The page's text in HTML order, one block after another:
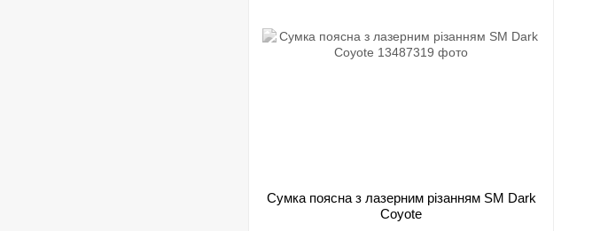
Сумка поясна з лазерним різанням SM Dark
Coyote